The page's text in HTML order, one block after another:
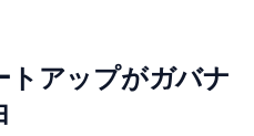
トアップがガバナ